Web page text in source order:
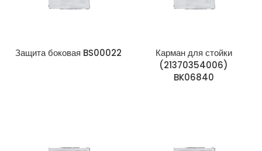
Защита боковая BS00022
Карман для стойки
(21370354006)
BK06840